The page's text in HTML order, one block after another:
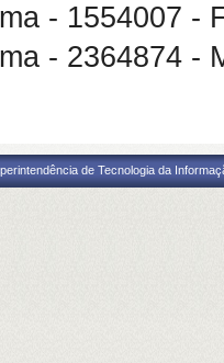
- 1554007 -
- 2364874 -
de Tecnologia da